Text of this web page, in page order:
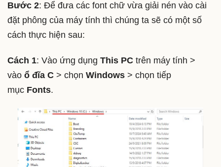
Bước 2: Để đưa các font chữ vừa giải nén vào cài
đặt phông của máy tính thì chúng ta sẽ có một số
cách thực hiện sau:
Cách 1: Vào ứng dụng This PC trên máy tính >
vào ổ đĩa C > chọn Windows > chọn tiếp
mục Fonts.